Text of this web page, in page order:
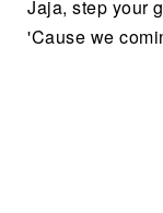
Jaja, step your
'Cause we